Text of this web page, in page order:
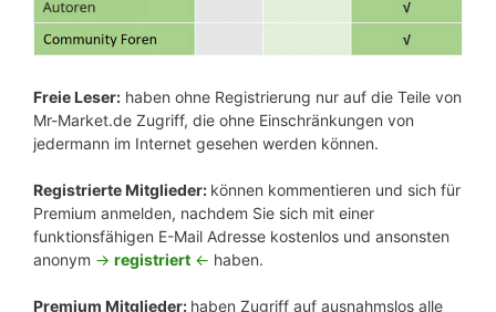
Freie Leser: haben ohne Registrierung nur auf die Teile von
Mr-Market.de Zugriff, die ohne Einschränkungen von
jedermann im Internet gesehen werden können.
Registrierte Mitglieder: können kommentieren und sich für
Premium anmelden, nachdem Sie sich mit einer
funktionsfähigen E-Mail Adresse kostenlos und ansonsten
anonym -> registriert <- haben.
Premium Mitglieder: haben Zugriff auf ausnahmslos alle